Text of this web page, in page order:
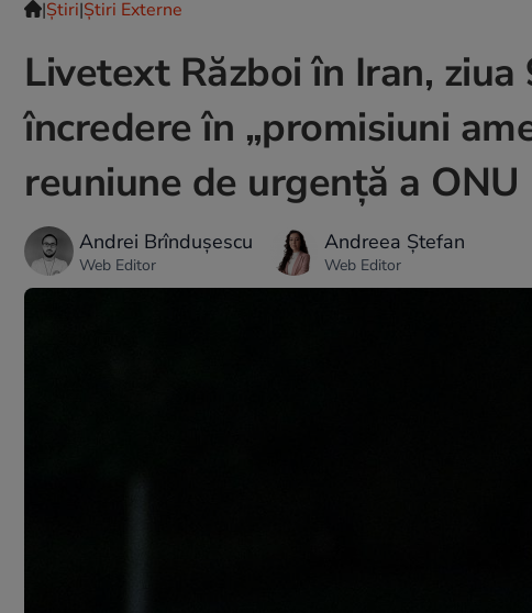
|Ştiri|Știri Externe
Livetext Război în Iran,
încredere în „promisiuni
reuniune de urgență a ONU
Andrei Brîndușescu
Web Editor
Andreea Ștefan
Web Editor